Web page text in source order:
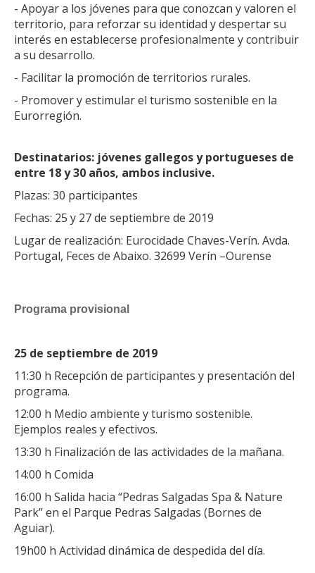
- Apoyar a los jóvenes para que conozcan y valoren el
territorio, para reforzar su identidad y despertar su
interés en establecerse profesionalmente y contribuir
a su desarrollo.
- Facilitar la promoción de territorios rurales.
- Promover y estimular el turismo sostenible en la
Eurorregión.
Destinatarios: jóvenes gallegos y portugueses de
entre 18 y 30 años, ambos inclusive.
Plazas: 30 participantes
Fechas: 25 y 27 de septiembre de 2019
Lugar de realización: Eurocidade Chaves-Verín. Avda.
Portugal, Feces de Abaixo. 32699 Verín –Ourense
Programa provisional
25 de septiembre de 2019
11:30 h Recepción de participantes y presentación del
programa.
12:00 h Medio ambiente y turismo sostenible.
Ejemplos reales y efectivos.
13:30 h Finalización de las actividades de la mañana.
14:00 h Comida
16:00 h Salida hacia “Pedras Salgadas Spa & Nature
Park” en el Parque Pedras Salgadas (Bornes de
Aguiar).
19h00 h Actividad dinámica de despedida del día.